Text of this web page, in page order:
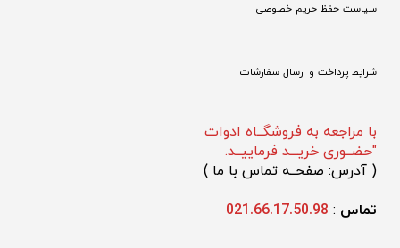
سیاست حفظ حریم خصوصی
شرایط پرداخت و ارسال سفارشات
با مراجعه به فروشگــاه ادوات
"حضــوری خریـــد فرماییــد.
( آدرس: صفحــه تماس با ما )
تماس :
021.66.17.50.98